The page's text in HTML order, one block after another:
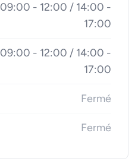
09:00 - 12:00 / 14:00 -
17:00
09:00 - 12:00 / 14:00 -
17:00
Fermé
Fermé